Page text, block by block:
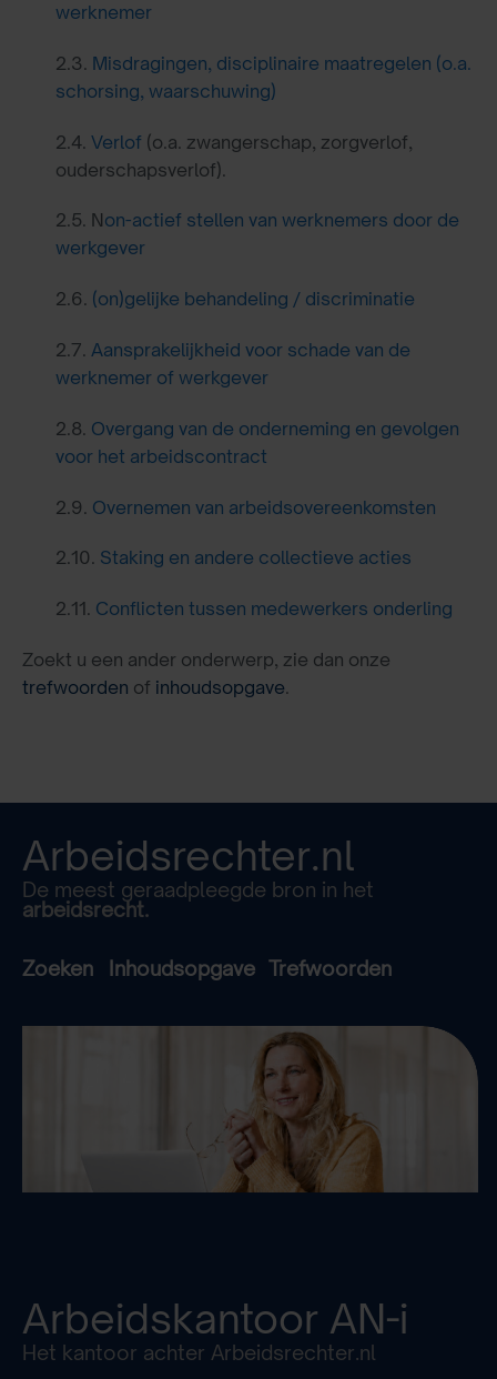
werknemer
2.3. Misdragingen, disciplinaire maatregelen (o.a.
schorsing, waarschuwing)
2.4. Verlof (o.a. zwangerschap, zorgverlof,
ouderschapsverlof).
2.5. Non-actief stellen van werknemers door de
werkgever
2.6. (on)gelijke behandeling / discriminatie
2.7. Aansprakelijkheid voor schade van de
werknemer of werkgever
2.8. Overgang van de onderneming en gevolgen
voor het arbeidscontract
2.9. Overnemen van arbeidsovereenkomsten
2.10. Staking en andere collectieve acties
2.11. Conflicten tussen medewerkers onderling
Zoekt u een ander onderwerp, zie dan onze
trefwoorden of inhoudsopgave.
Arbeidsrechter.nl
De meest geraadpleegde bron in het
arbeidsrecht.
Zoeken Inhoudsopgave Trefwoorden
Arbeidskantoor AN-i
Het kantoor achter Arbeidsrechter.nl